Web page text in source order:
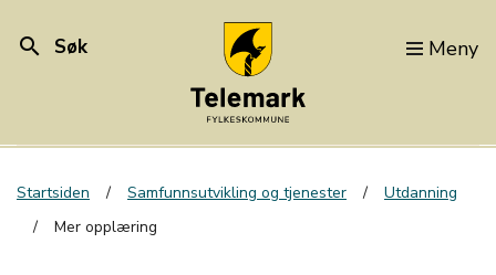
search Søk Meny
Startsiden Samfunnsutvikling og tjenester
Utdanning
Mer opplæring